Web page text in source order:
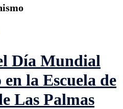
Día Mundial
la Escuela de
Las Palmas